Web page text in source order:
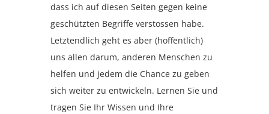
dass ich auf diesen Seiten gegen keine
geschützten Begriffe verstossen habe.
Letztendlich geht es aber (hoffentlich)
uns allen darum, anderen Menschen zu
helfen und jedem die Chance zu geben
sich weiter zu entwickeln. Lernen Sie und
tragen Sie Ihr Wissen und Ihre